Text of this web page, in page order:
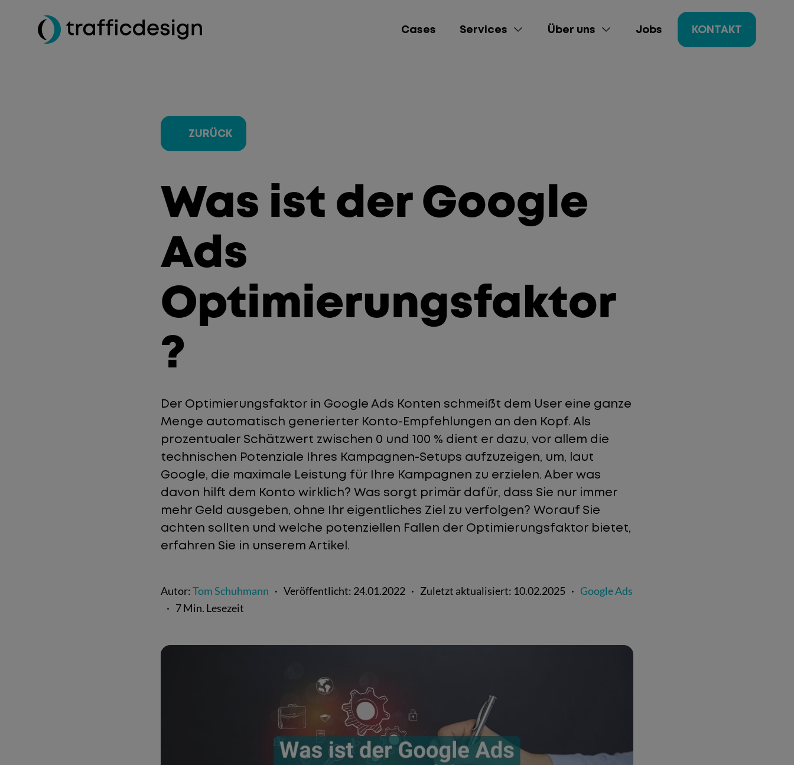
Cases Services
Performance Marketing
Social Media Management
Über uns Jobs KONTAKT
ZURÜCK
Was ist der Google
Ads
Optimierungsfaktor
?
Der Optimierungsfaktor in Google Ads Konten schmeißt dem User eine ganze
Menge automatisch generierter Konto-Empfehlungen an den Kopf. Als
prozentualer Schätzwert zwischen 0 und 100 % dient er dazu, vor allem die
technischen Potenziale Ihres Kampagnen-Setups aufzuzeigen, um, laut
Google, die maximale Leistung für Ihre Kampagnen zu erzielen. Aber was
davon hilft dem Konto wirklich? Was sorgt primär dafür, dass Sie nur immer
mehr Geld ausgeben, ohne Ihr eigentliches Ziel zu verfolgen? Worauf Sie
achten sollten und welche potenziellen Fallen der Optimierungsfaktor bietet,
erfahren Sie in unserem Artikel.
Autor:Tom Schuhmann · Veröffentlicht: 24.01.2022 · Zuletzt aktualisiert: 10.02.2025 · Google Ads
· 7 Min. Lesezeit